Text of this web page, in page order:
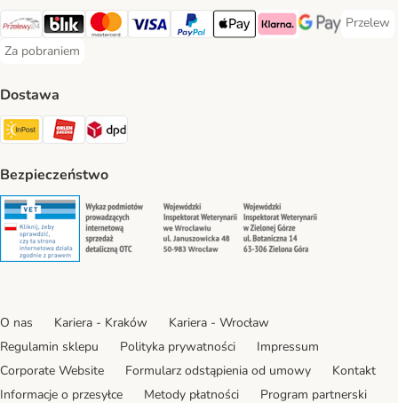
Przelewy24 Payment Method
Blik Payment Method
MasterCard Payment Method
Visa Payment Method
PayPal Payment Method
Apple Pay Payment Method
Klarna Payment Method
Google Pay
Przelew
Przelew
Za pobraniem
Za pobraniem Payment Method
Dostawa
Paczkomat® Shipping Method
ORLEN Paczka Shipping Method
DPD Shipping Method
Bezpieczeństwo
Security Security Security
O nas Kariera - Kraków
Kariera - Wrocław
Regulamin sklepu
Polityka prywatności
Impressum
Corporate Website
Formularz odstąpienia od umowy
Kontakt
Informacje o przesyłce
Metody płatności Program partnerski